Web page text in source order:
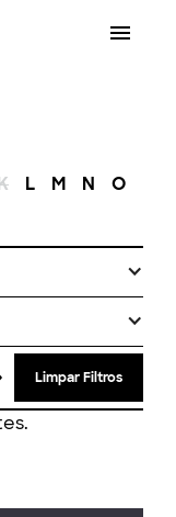
L M N O
Limpar Filtros